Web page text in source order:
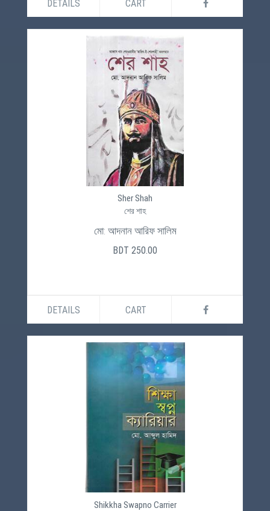
DETAILS CART
Sher Shah
শের শাহ
মো: আদনান আরিফ সালিম
BDT 250.00
DETAILS CART
Shikkha Swapno Carrier